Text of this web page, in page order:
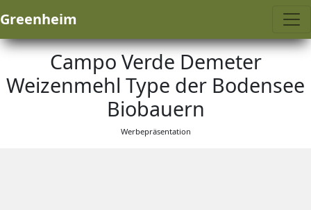
Greenheim
Campo Verde Demeter
Weizenmehl Type der Bodensee
Biobauern
Werbepräsentation